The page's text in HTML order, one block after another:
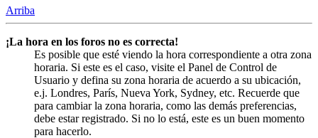
Arriba
¡La hora en los foros no es correcta!
Es posible que esté viendo la hora correspondiente a otra zona
horaria. Si este es el caso, visite el Panel de Control de
Usuario y defina su zona horaria de acuerdo a su ubicación,
e.j. Londres, París, Nueva York, Sydney, etc. Recuerde que
para cambiar la zona horaria, como las demás preferencias,
debe estar registrado. Si no lo está, este es un buen momento
para hacerlo.